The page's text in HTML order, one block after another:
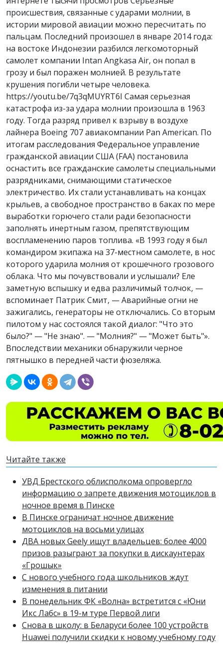
происшествия, связанные с ударами молнии, в
истории мировой авиации можно пересчитать по
пальцам. Последний произошел в январе 2014 года:
на востоке Индонезии разбился легкомоторный
самолет компании Intan Angkasa Air, он попал в
грозу и был поражен молнией. В результате
крушения погибли четыре человека.
https://youtu.be/7q3qMUYRT6I Самая серьезная
катастрофа из-за удара молнии произошла в 1963
году. Тогда разряд привел к взрыву в воздухе
лайнера Boeing 707 авиакомпании Pan American. По
итогам расследования Федеральное управление
гражданской авиации США (FAA) постановила
оснастить все гражданские самолеты специальными
разрядниками, снимающими статическое
электричество. Их стали устанавливать на концах
крыльев, а свободное пространство в баках по мере
выработки горючего стали ради безопасности
заполнять инертным газом, препятствующим
воспламенению паров топлива. «В 1993 году я был
командиром экипажа на 37-местном самолете, в нос
которого ударила молния от крошечного грозового
облака. Что мы почувствовали и услышали? Еле
заметную вспышку и едва различимый толчок, —
вспоминает Патрик Смит, — Аварийные огни не
зажигались, генераторы не отключались. Со вторым
пилотом у нас состоялся такой диалог: "Что это
было?" — "Не знаю". — "Молния?" — "Может быть"».
Впоследствии механики обнаружили черное
пятнышко в передней части фюзеляжа.
Читайте также
УВД Брестского облисполкома опровергло
информацию о запрете движения мотоциклов в
ночное время в Пинске
В Пинске ограничат ночное движение
мотоциклов на восьми улицах
ДВА новых Geely ищут владельцев: более 4000
призов разыграют за покупки в дискаунтерах
«Грошык»
С нового учебного года школьников ждут
изменения в питании
В понедельник ФК «Волна» встретится с «Юни
Икс Лабс» в 19-м туре Первой лиги
Снова в школу: в Беларуси более 100 устройств
Huawei получили скидки к новому учебному году